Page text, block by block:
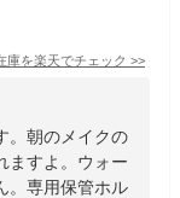
庫を楽天でチェック >>
。朝のメイクの
ますよ。ウォー
。専用保管ホル